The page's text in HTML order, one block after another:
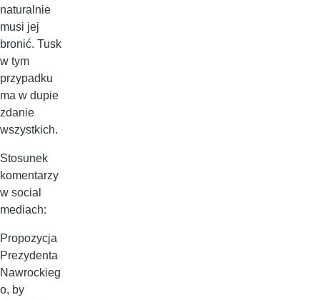
naturalnie
musi jej
bronić. Tusk
w tym
przypadku
ma w dupie
zdanie
wszystkich.
Stosunek
komentarzy
w social
mediach:
Propozycja
Prezydenta
Nawrockieg
o, by